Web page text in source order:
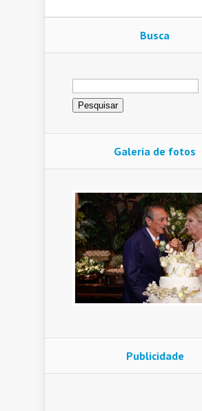
Busca
Pesquisar
por:
Galeria de fotos
Publicidade